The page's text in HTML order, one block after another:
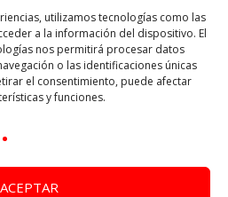
utilizamos tecnologías como las
a la información del dispositivo. El
nos permitirá procesar datos
o las identificaciones únicas
el consentimiento, puede afectar
y funciones.
ACEPTAR
CV-m1692A